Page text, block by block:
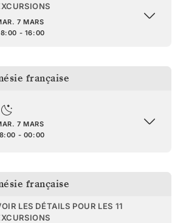
7 MARS
- 16:00
française
7 MARS
- 00:00
française
LES DÉTAILS POUR LES 11